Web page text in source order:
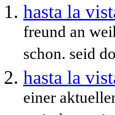
hasta la
freund an
schon. seid
hasta la
einer